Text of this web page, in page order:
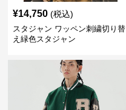
¥14,750 (税込)
スタジャン ワッペン刺繍切り替
え緑色スタジャン